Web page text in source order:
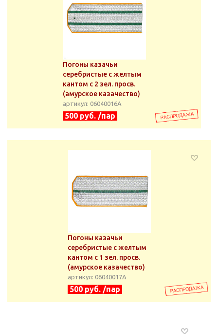
Погоны казачьи
серебристые с желтым
кантом с 2 зел. просв.
(амурское казачество)
артикул: 06040016А
500 руб. /пар
Погоны казачьи
серебристые с желтым
кантом с 1 зел. просв.
(амурское казачество)
артикул: 06040017А
500 руб. /пар